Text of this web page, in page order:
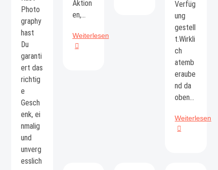
Photo
graphy
hast
Du
garanti
ert das
richtig
e
Gesch
enk, ei
nmalig
und
unverg
esslich
Aktion
en,…
WeiterlesenNeuerungen,
Verfüg
ung
gestell
t.Wirkli
ch
atemb
eraube
nd da
oben…
Weiterlesen